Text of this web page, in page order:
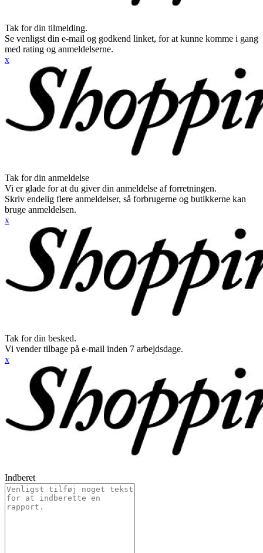
Tak for din tilmelding.
Se venligst din e-mail og godkend linket, for at kunne komme i gang
med rating og anmeldelserne.
x
Tak for din anmeldelse
Vi er glade for at du giver din anmeldelse af forretningen.
Skriv endelig flere anmeldelser, så forbrugerne og butikkerne kan
bruge anmeldelsen.
x
Tak for din besked.
Vi vender tilbage på e-mail inden 7 arbejdsdage.
x
Indberet